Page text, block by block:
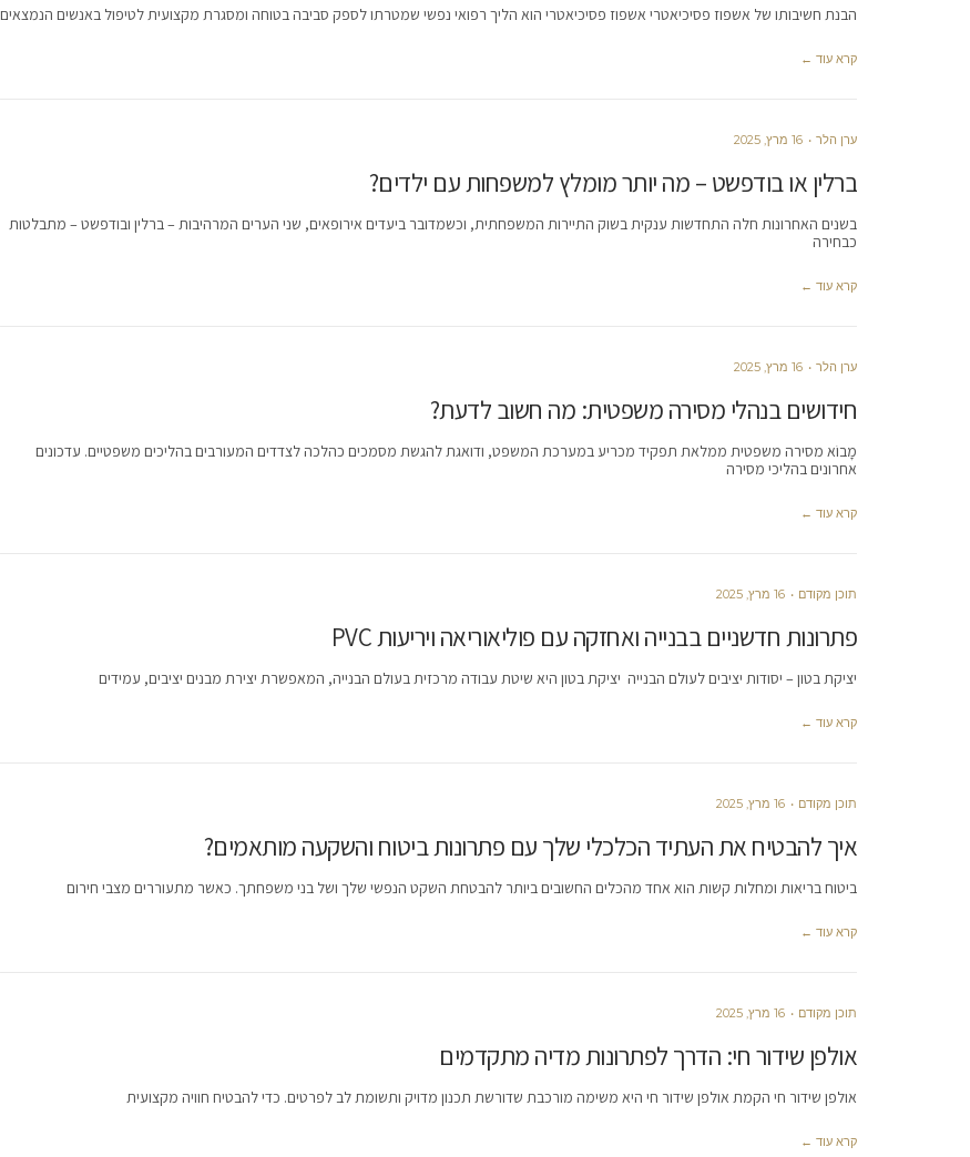
הבנת חשיבותו של אשפוז פסיכיאטרי אשפוז פסיכיאטרי הוא הליך רפואי נפשי שמטרתו לספק סביבה בטוחה ומסגרת מקצועית לטיפול באנשים הנמצאים
קרא עוד ←
ערן הלר 16 מרץ, 2025
ברלין או בודפשט – מה יותר מומלץ למשפחות עם ילדים?
בשנים האחרונות חלה התחדשות ענקית בשוק התיירות המשפחתית, וכשמדובר ביעדים אירופאים, שני הערים המרהיבות – ברלין ובודפשט – מתבלטות
כבחירה
קרא עוד ←
ערן הלר 16 מרץ, 2025
חידושים בנהלי מסירה משפטית: מה חשוב לדעת?
מָבוֹא מסירה משפטית ממלאת תפקיד מכריע במערכת המשפט, ודואגת להגשת מסמכים כהלכה לצדדים המעורבים בהליכים משפטיים. עדכונים
אחרונים בהליכי מסירה
קרא עוד ←
תוכן מקודם 16 מרץ, 2025
פתרונות חדשניים בבנייה ואחזקה עם פוליאוריאה ויריעות PVC
יציקת בטון – יסודות יציבים לעולם הבנייה יציקת בטון היא שיטת עבודה מרכזית בעולם הבנייה, המאפשרת יצירת מבנים יציבים, עמידים
קרא עוד ←
תוכן מקודם 16 מרץ, 2025
איך להבטיח את העתיד הכלכלי שלך עם פתרונות ביטוח והשקעה מותאמים?
ביטוח בריאות ומחלות קשות הוא אחד מהכלים החשובים ביותר להבטחת השקט הנפשי שלך ושל בני משפחתך. כאשר מתעוררים מצבי חירום
קרא עוד ←
תוכן מקודם 16 מרץ, 2025
אולפן שידור חי: הדרך לפתרונות מדיה מתקדמים
אולפן שידור חי הקמת אולפן שידור חי היא משימה מורכבת שדורשת תכנון מדויק ותשומת לב לפרטים. כדי להבטיח חוויה מקצועית
קרא עוד ←